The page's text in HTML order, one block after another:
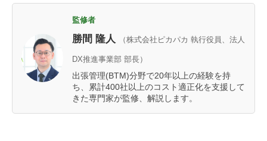
監修者
勝間 隆人 （株式会社ピカパカ 執行役員、法人
DX推進事業部 部長）
出張管理(BTM)分野で20年以上の経験を持
ち、累計400社以上のコスト適正化を支援して
きた専門家が監修、解説します。